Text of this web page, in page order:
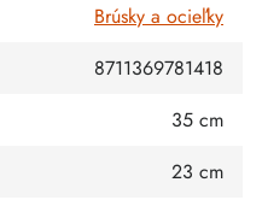
Brúsky a ocieľky
8711369781418
35 cm
23 cm